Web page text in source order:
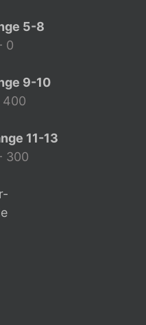
5-8
0
9-10
400
11-13
300